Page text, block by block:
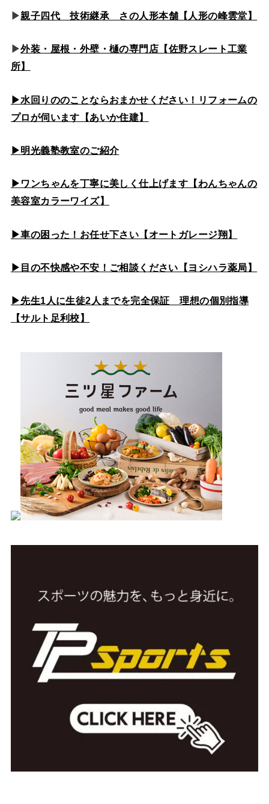
▶親子四代 技術継承 さの人形本舗【人形の峰雲堂】
▶外装・屋根・外壁・樋の専門店【佐野スレート工業
所】
▶水回りののことならおまかせください！リフォームの
プロが伺います【あいか住建】
▶明光義塾教室のご紹介
▶ワンちゃんを丁寧に美しく仕上げます【わんちゃんの
美容室カラーワイズ】
▶車の困った！お任せ下さい【オートガレージ翔】
▶目の不快感や不安！ご相談ください【ヨシハラ薬局】
▶先生1人に生徒2人までを完全保証 理想の個別指導
【サルト足利校】